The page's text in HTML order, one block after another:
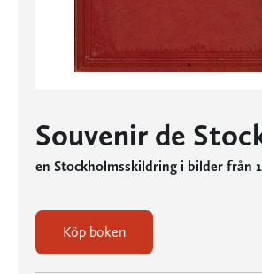
Souvenir de
en Stockholmsskildring i bilder från
Köp boken